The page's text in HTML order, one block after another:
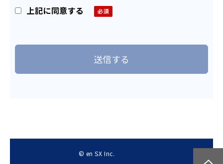
上記に同意する
© en SX Inc.